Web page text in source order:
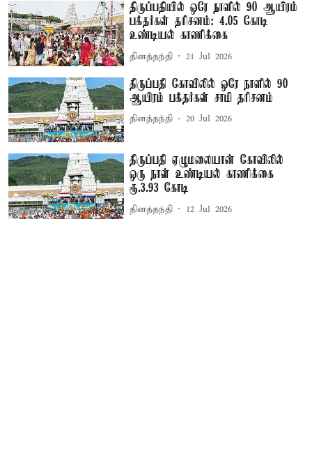
திருப்பதியில் ஒரே நாளில் 90 ஆயிரம்
பக்தர்கள் தரிசனம்: 4.05 கோடி
உண்டியல் காணிக்கை
தினத்தந்தி 21 Jul 2026
திருப்பதி கோவிலில் ஒரே நாளில் 90
ஆயிரம் பக்தர்கள் சாமி தரிசனம்
தினத்தந்தி 20 Jul 2026
திருப்பதி ஏழுமலையான் கோவிலில்
ஒரு நாள் உண்டியல் காணிக்கை
ரூ.3.93 கோடி
தினத்தந்தி 12 Jul 2026